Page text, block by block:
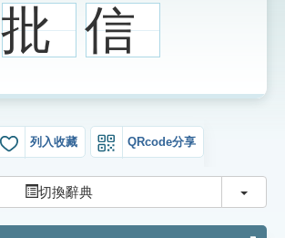
批 信
列入收藏 QRcode分享
切換辭典 切換